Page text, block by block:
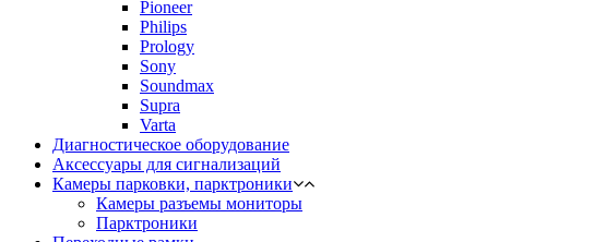
Pioneer
Philips
Prology
Sony
Soundmax
Supra
Varta
Диагностическое оборудование
Аксессуары для сигнализаций
Камеры парковки, парктроники
Камеры разъемы мониторы
Парктроники